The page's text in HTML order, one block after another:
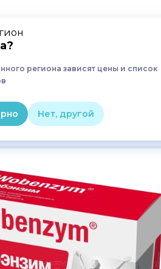
?
региона зависят цены и список
Нет, другой
Иммунная система
N100 табл